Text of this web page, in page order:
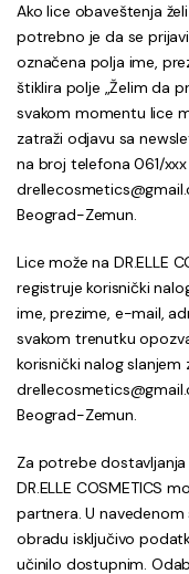
Ako lice obaveštenja
potrebno je da se
označena polja ime,
štiklira polje „Želim da
svakom momentu lice
zatraži odjavu sa
na broj telefona 061/
Beograd-Zemun.
Lice može na DR.ELLE
registruje korisnički
ime, prezime, e-mail,
svakom trenutku
korisnički nalog
Beograd-Zemun.
Za potrebe
DR.ELLE COSMETICS
partnera. U navedenom
obradu isključivo
učinilo dostupnim.